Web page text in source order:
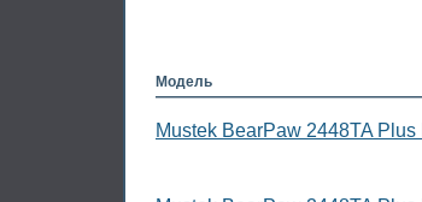
Модель
Mustek BearPaw 2448TA Plus II